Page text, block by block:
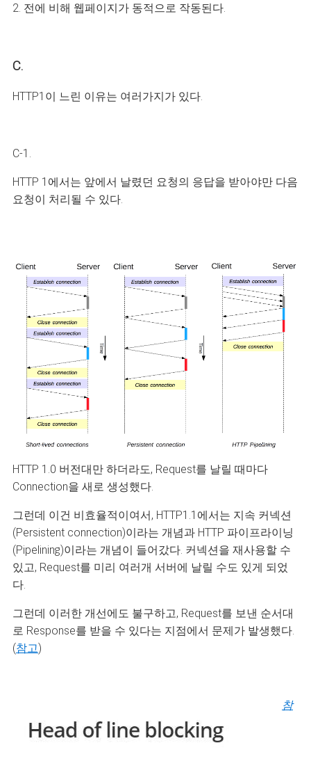
2. 전에 비해 웹페이지가 동적으로 작동된다.
C.
HTTP1이 느린 이유는 여러가지가 있다.
C-1.
HTTP 1에서는 앞에서 날렸던 요청의 응답을 받아야만 다음
요청이 처리될 수 있다.
HTTP 1.0 버전대만 하더라도, Request를 날릴 때마다
Connection을 새로 생성했다.
그런데 이건 비효율적이여서, HTTP1.1에서는 지속 커넥션
(Persistent connection)이라는 개념과 HTTP 파이프라이닝
(Pipelining)이라는 개념이 들어갔다. 커넥션을 재사용할 수
있고, Request를 미리 여러개 서버에 날릴 수도 있게 되었
다.
그런데 이러한 개선에도 불구하고, Request를 보낸 순서대
로 Response를 받을 수 있다는 지점에서 문제가 발생했다.
(참고)
참